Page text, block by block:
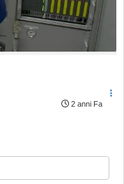
2 anni Fa